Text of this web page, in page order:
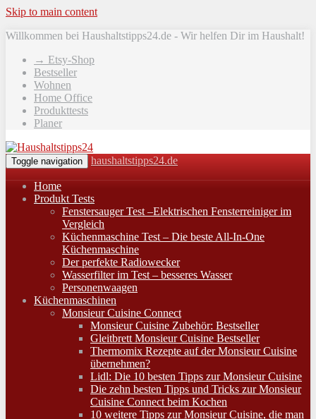
Skip to main content
Willkommen bei Haushaltstipps24.de - Wir helfen Dir im Haushalt!
→ Etsy-Shop
Bestseller
Wohnen
Home Office
Produkttests
Planer
Toggle navigation haushaltstipps24.de
Home
Produkt Tests
Fenstersauger Test –Elektrischen Fensterreiniger im
Vergleich
Küchenmaschine Test – Die beste All-In-One
Küchenmaschine
Der perfekte Radiowecker
Wasserfilter im Test – besseres Wasser
Personenwaagen
Küchenmaschinen
Monsieur Cuisine Connect
Monsieur Cuisine Zubehör: Bestseller
Gleitbrett Monsieur Cuisine Bestseller
Thermomix Rezepte auf der Monsieur Cuisine
übernehmen?
Lidl: Die 10 besten Tipps zur Monsieur Cuisine
Die zehn besten Tipps und Tricks zur Monsieur
Cuisine Connect beim Kochen
10 weitere Tipps zur Monsieur Cuisine, die man